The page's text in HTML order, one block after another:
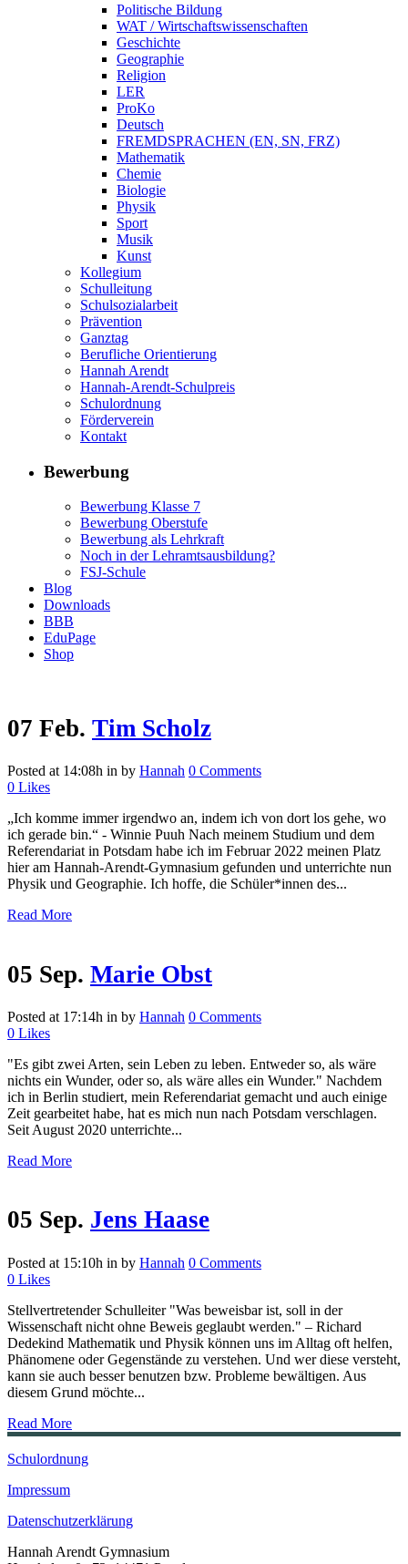
Politische Bildung
WAT / Wirtschaftswissenschaften
Geschichte
Geographie
Religion
LER
ProKo
Deutsch
FREMDSPRACHEN (EN, SN, FRZ)
Mathematik
Chemie
Biologie
Physik
Sport
Musik
Kunst
Kollegium
Schulleitung
Schulsozialarbeit
Prävention
Ganztag
Berufliche Orientierung
Hannah Arendt
Hannah-Arendt-Schulpreis
Schulordnung
Förderverein
Kontakt
Bewerbung
Bewerbung Klasse 7
Bewerbung Oberstufe
Bewerbung als Lehrkraft
Noch in der Lehramtsausbildung?
FSJ-Schule
Blog
Downloads
BBB
EduPage
Shop
07 Feb. Tim Scholz
Posted at 14:08h in by Hannah 0 Comments
0 Likes
„Ich komme immer irgendwo an, indem ich von dort los gehe, wo
ich gerade bin.“ - Winnie Puuh Nach meinem Studium und dem
Referendariat in Potsdam habe ich im Februar 2022 meinen Platz
hier am Hannah-Arendt-Gymnasium gefunden und unterrichte nun
Physik und Geographie. Ich hoffe, die Schüler*innen des...
Read More
05 Sep. Marie Obst
Posted at 17:14h in by Hannah 0 Comments
0 Likes
"Es gibt zwei Arten, sein Leben zu leben. Entweder so, als wäre
nichts ein Wunder, oder so, als wäre alles ein Wunder." Nachdem
ich in Berlin studiert, mein Referendariat gemacht und auch einige
Zeit gearbeitet habe, hat es mich nun nach Potsdam verschlagen.
Seit August 2020 unterrichte...
Read More
05 Sep. Jens Haase
Posted at 15:10h in by Hannah 0 Comments
0 Likes
Stellvertretender Schulleiter "Was beweisbar ist, soll in der
Wissenschaft nicht ohne Beweis geglaubt werden." – Richard
Dedekind Mathematik und Physik können uns im Alltag oft helfen,
Phänomene oder Gegenstände zu verstehen. Und wer diese versteht,
kann sie auch besser benutzen bzw. Probleme bewältigen. Aus
diesem Grund möchte...
Read More
Schulordnung
Impressum
Datenschutzerklärung
Hannah Arendt Gymnasium